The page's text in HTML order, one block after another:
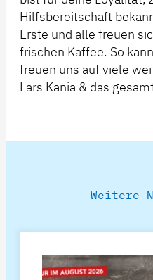
Hilfsbereitschaft
Erste und alle freuen
frischen Kaffee. So
freuen uns auf viele
Lars Kania & das
Weitere